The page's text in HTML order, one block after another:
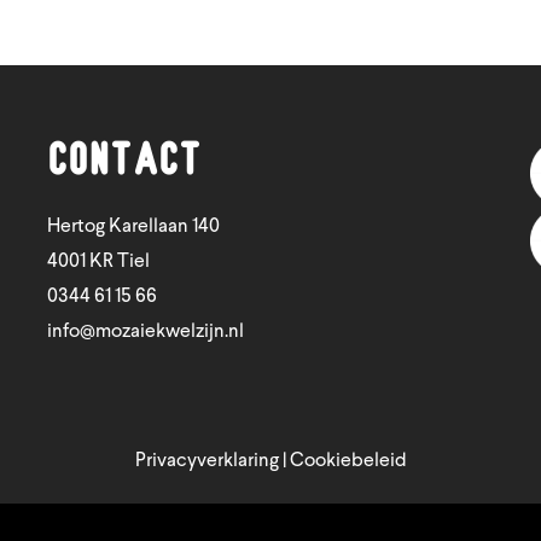
Contact
Hertog Karellaan 140
4001 KR Tiel
0344 61 15 66
info@mozaiekwelzijn.nl
Privacyverklaring| Cookiebeleid